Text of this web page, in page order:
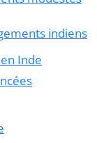
indiens
Inde